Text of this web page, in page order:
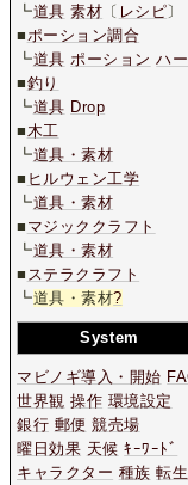
┗道具 素材 〔 レシピ〕
■ ポーション調合
┗道具 ポーション ハ
■釣り
┗道具 Drop
■ 木工
┗道具・素材
■ ヒルウェン工学
┗道具・素材
■ マジッククラフト
┗道具・素材
■ ステラクラフト
┗道具・素材?
System
マビノギ導入・開始
世界観 操作 環境設定
銀行 郵便 競売場
曜日効果 天候 ｷｰﾜｰﾄﾞ
キャラクター 種族 転生